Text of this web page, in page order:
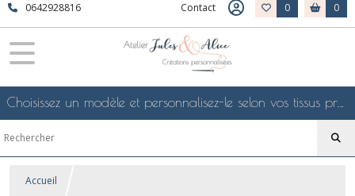
0642928816 Contact 0 0
Choisissez un modèle et personnalisez-le selon vos tissus préférés de mes collections en ligne, je le confectionnerai selon vos souhaits
Accueil